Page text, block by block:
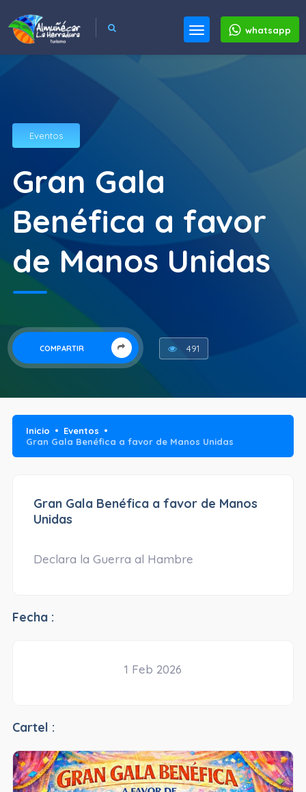
whatsapp
Eventos
Gran Gala
Benéfica a favor
de Manos Unidas
COMPARTIR 491
Inicio
Eventos
Gran Gala Benéfica a favor de Manos Unidas
Gran Gala Benéfica a favor de Manos
Unidas
Declara la Guerra al Hambre
Fecha :
1 Feb 2026
Cartel :